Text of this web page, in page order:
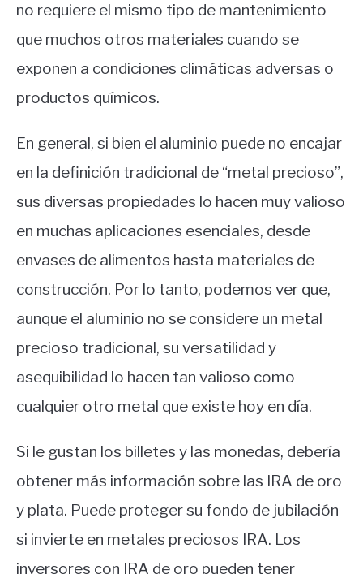
no requiere el mismo tipo de mantenimiento
que muchos otros materiales cuando se
exponen a condiciones climáticas adversas o
productos químicos.
En general, si bien el aluminio puede no encajar
en la definición tradicional de “metal precioso”,
sus diversas propiedades lo hacen muy valioso
en muchas aplicaciones esenciales, desde
envases de alimentos hasta materiales de
construcción. Por lo tanto, podemos ver que,
aunque el aluminio no se considere un metal
precioso tradicional, su versatilidad y
asequibilidad lo hacen tan valioso como
cualquier otro metal que existe hoy en día.
Si le gustan los billetes y las monedas, debería
obtener más información sobre las IRA de oro
y plata. Puede proteger su fondo de jubilación
si invierte en metales preciosos IRA. Los
inversores con IRA de oro pueden tener